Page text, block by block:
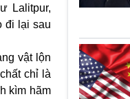
Lalitpur,
đi lại sau
vật lộn
chỉ là
kìm hãm